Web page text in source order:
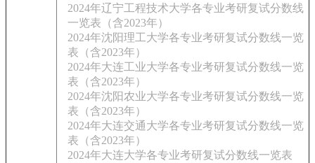
2024年辽宁工程技术大学各专业考研复试分数线
一览表（含2023年）
2024年沈阳理工大学各专业考研复试分数线一览
表（含2023年）
2024年大连工业大学各专业考研复试分数线一览
表（含2023年）
2024年沈阳农业大学各专业考研复试分数线一览
表（含2023年）
2024年大连交通大学各专业考研复试分数线一览
表（含2023年）
2024年大连大学各专业考研复试分数线一览表